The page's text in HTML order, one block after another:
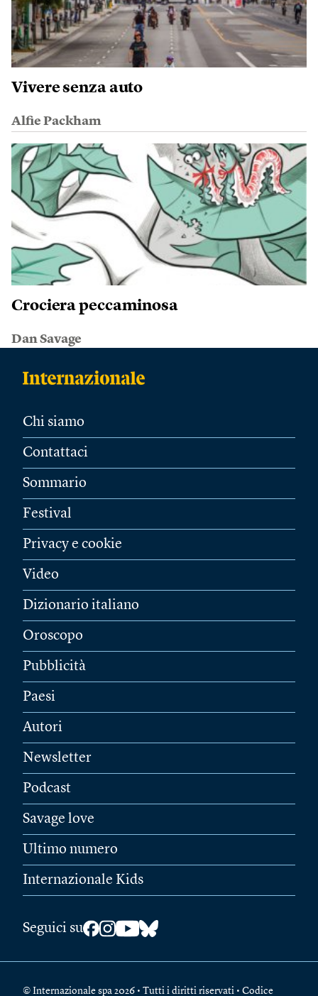
Vivere senza auto
Alfie Packham
Crociera peccaminosa
Dan Savage
Chi siamo
Contattaci
Sommario
Festival
Privacy e cookie
Video
Dizionario italiano
Oroscopo
Pubblicità
Paesi
Autori
Newsletter
Podcast
Savage love
Ultimo numero
Internazionale Kids
Seguici su
© Internazionale spa 2026 • Tutti i diritti riservati • Codice